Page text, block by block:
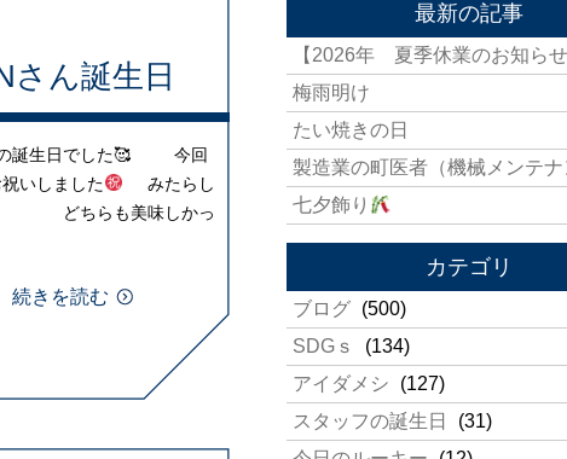
ん誕生日
の誕生日でした🥰 今回
いしました
みたらし
どちらも美味しかっ
続きを読む
最新の記事
【2026年 夏季休業のお知らせ
梅雨明け
たい焼きの日
製造業の町医者（機械メンテ
七夕飾り
カテゴリ
ブログ (500)
SDGｓ
(134)
アイダメシ
(127)
スタッフの誕生日
(31)